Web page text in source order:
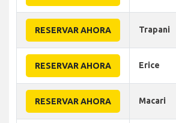
RESERVAR AHORA Trapani
RESERVAR AHORA Erice
RESERVAR AHORA Macari